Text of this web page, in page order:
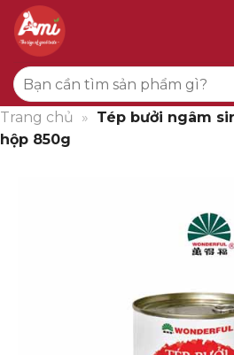
qua
dung
Tìm
kiếm:
Trang chủ » Tép bưởi ngâm
hộp 850g